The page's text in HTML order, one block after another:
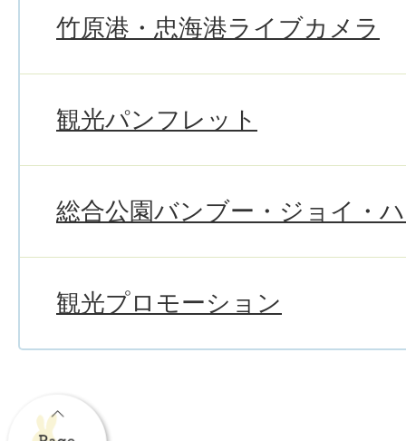
竹原港・忠海港ライブカメラ
観光パンフレット
総合公園バンブー・ジョイ・
観光プロモーション